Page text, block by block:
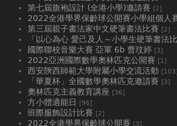
第七屆旗袍設計 (全港小學)邀請賽 [2]
2022全港學界保齡球公開賽小學組個人
第三屆親子書法家中文硬筆書法比賽 [2]
「以心為心 愛己及人～小學生硬筆書法
國際聯校音樂大賽 亞軍 6b 曹玟婷 [3]
2022亞洲國際數學奧林匹克公開賽 [1]
西安陝西師範大學附屬小學交流活動
「華夏杯」全國數學奧林匹克邀請賽 [3]
奧林匹克主義教育講座 [36]
方小體適能日 [96]
班際服飾設計比賽 [2]
2022全港學界保齡球公開賽 [3]